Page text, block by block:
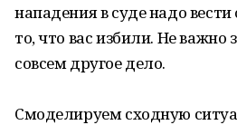
нападения в суде надо
то, что вас избили. Не важно
совсем другое дело.
Смоделируем сходную